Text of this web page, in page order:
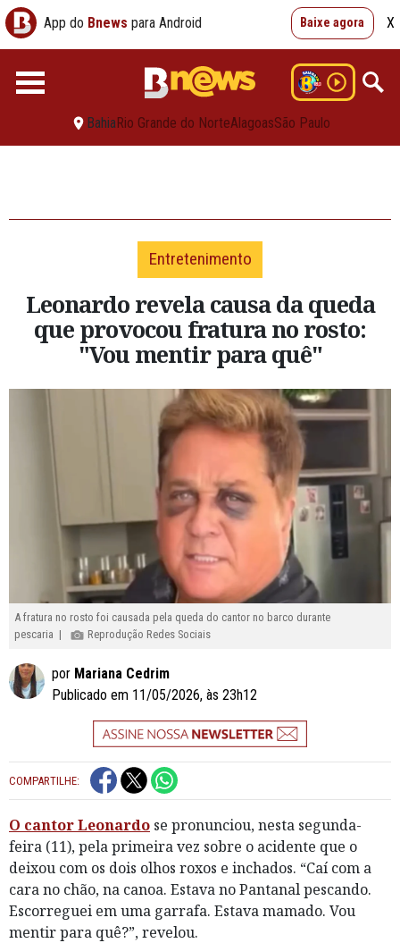
App do Bnews para Android Baixe agora X
BahiaRio Grande do NorteAlagoasSão Paulo
Entretenimento
Leonardo revela causa da queda
que provocou fratura no rosto:
"Vou mentir para quê"
A fratura no rosto foi causada pela queda do cantor no barco durante
pescaria |
Reprodução Redes Sociais
por Mariana Cedrim
Publicado em 11/05/2026, às 23h12
COMPARTILHE:
O cantor Leonardo se pronunciou, nesta segunda-
feira (11), pela primeira vez sobre o acidente que o
deixou com os dois olhos roxos e inchados. “Caí com a
cara no chão, na canoa. Estava no Pantanal pescando.
Escorreguei em uma garrafa. Estava mamado. Vou
mentir para quê?”, revelou.